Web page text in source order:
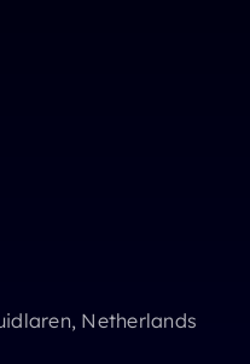
Netherlands